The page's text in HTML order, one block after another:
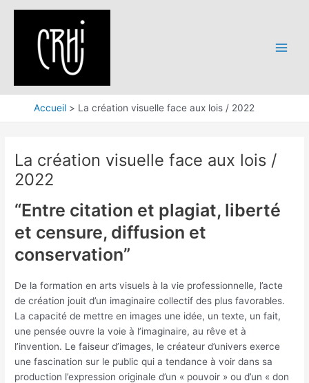
Accueil La création visuelle face aux lois / 2022
La création visuelle face aux lois /
2022
“Entre citation et plagiat, liberté
et censure, diffusion et
conservation”
De la formation en arts visuels à la vie professionnelle, l’acte
de création jouit d’un imaginaire collectif des plus favorables.
La capacité de mettre en images une idée, un texte, un fait,
une pensée ouvre la voie à l’imaginaire, au rêve et à
l’invention. Le faiseur d’images, le créateur d’univers exerce
une fascination sur le public qui a tendance à voir dans sa
production l’expression originale d’un « pouvoir » ou d’un « don